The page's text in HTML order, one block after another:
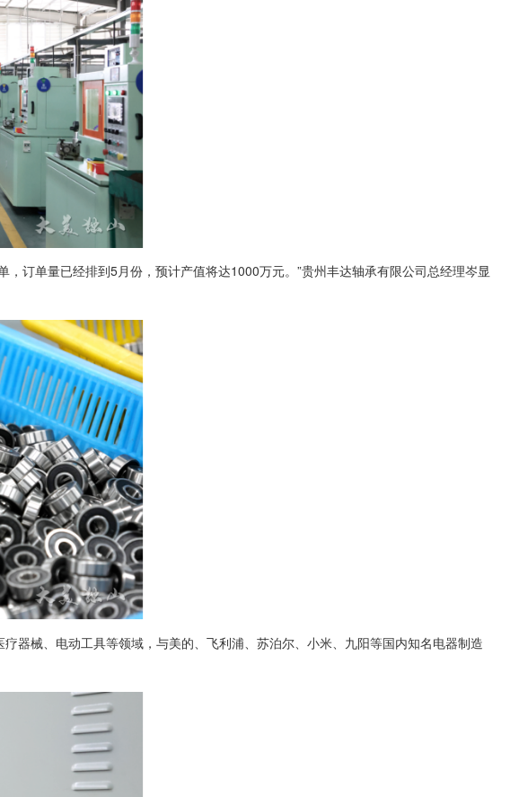
订单量已经排到5月份，预计产值将达1000万元。”贵州丰达轴承有限公司总经理岑显
器械、电动工具等领域，与美的、飞利浦、苏泊尔、小米、九阳等国内知名电器制造